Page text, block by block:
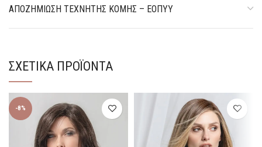
ΑΠΟΖΗΜΊΩΣΗ ΤΕΧΝΗΤΉΣ ΚΌΜΗΣ – ΕΟΠΥΥ
ΣΧΕΤΙΚΆ ΠΡΟΪΌΝΤΑ
-8%